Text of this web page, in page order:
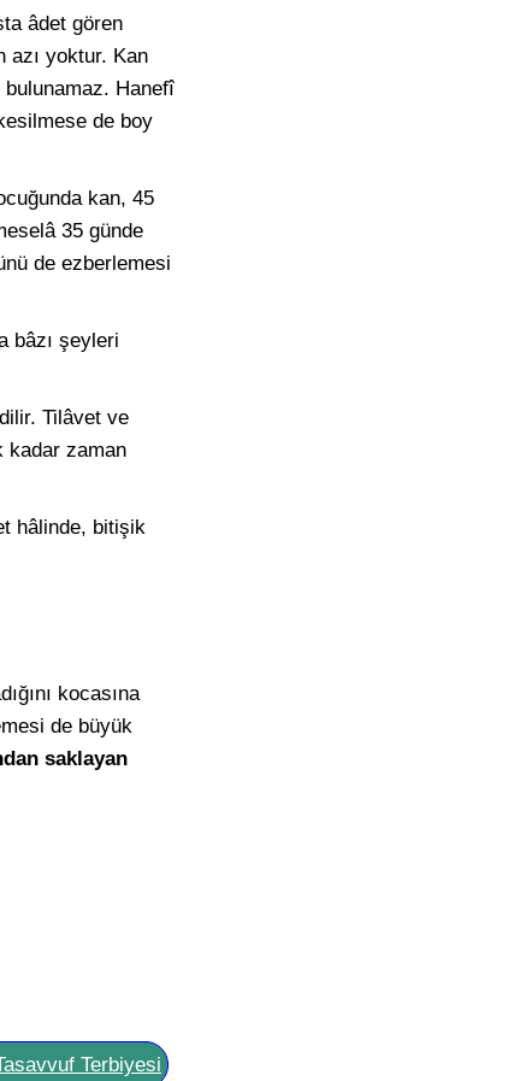
âdet gören
azı yoktur. Kan
bulunamaz. Hanefî
de boy
kan, 45
35 günde
de ezberlemesi
bâzı şeyleri
Tilâvet ve
kadar zaman
hâlinde, bitişik
kocasına
de büyük
saklayan
Terbiyesi